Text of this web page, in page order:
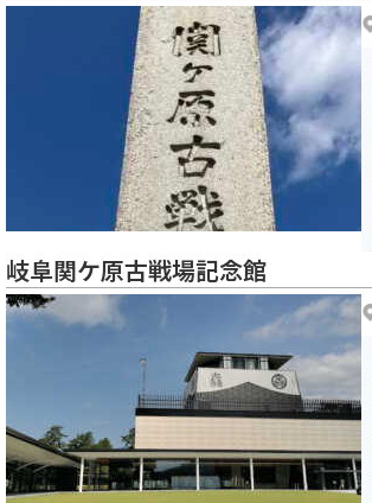
岐阜関ケ原古戦場記念館